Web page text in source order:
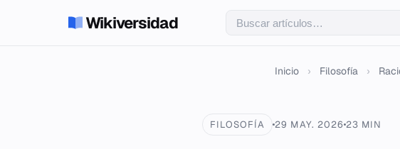
Wikiversidad
Inicio › Filosofía ›
FILOSOFÍA 29 MAY. 2026 23 MIN